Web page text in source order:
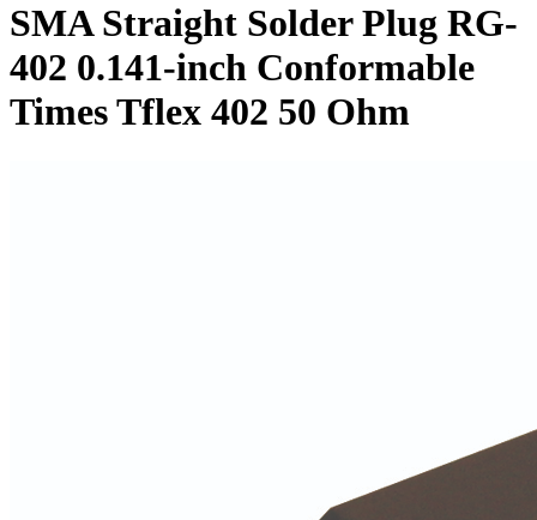
SMA Straight Solder Plug RG-
402 0.141-inch Conformable
Times Tflex 402 50 Ohm